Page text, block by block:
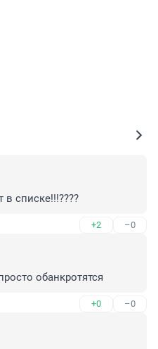
в списке!!!????
+2 –0
обанкротятся
+0 –0